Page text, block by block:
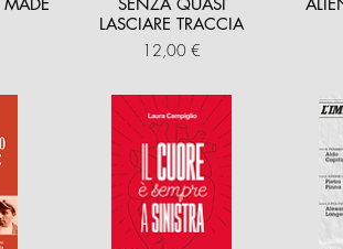
MADE
SENZA QUASI
LASCIARE TRACCIA
Prezzo
12,00 €